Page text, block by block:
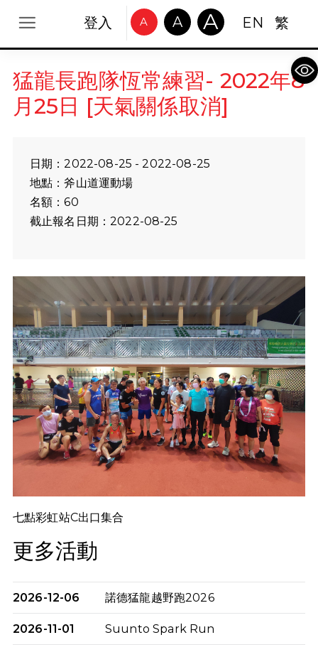
登入 A A A EN 繁
猛龍長跑隊恆常練習- 2022年8
月25日 [天氣關係取消]
日期：2022-08-25 - 2022-08-25
地點：斧山道運動場
名額：60
截止報名日期：2022-08-25
七點彩虹站C出口集合
更多活動
2026-12-06 諾德猛龍越野跑2026
2026-11-01 Suunto Spark Run